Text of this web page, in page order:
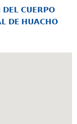
𝗗𝗘𝗟 𝗖𝗨𝗘𝗥𝗣𝗢
𝗗𝗘 𝗛𝗨𝗔𝗖𝗛𝗢